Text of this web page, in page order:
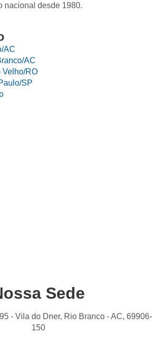
nacional desde 1980.
AC
AC
Velho/RO
SP
Sede
- Vila do Dner, Rio Branco - AC, 69906-
150